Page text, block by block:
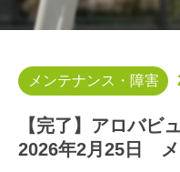
メンテナンス・障害
【完了】アロバビ
2026年2月25日 メ